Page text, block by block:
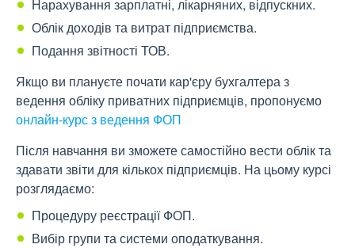
Нарахування зарплатні, лікарняних, відпускних.
Облік доходів та витрат підприємства.
Подання звітності ТОВ.
Якщо ви плануєте почати кар'єру бухгалтера з
ведення обліку приватних підприємців, пропонуємо
онлайн-курс з ведення ФОП
Після навчання ви зможете самостійно вести облік та
здавати звіти для кількох підприємців. На цьому курсі
розглядаємо:
Процедуру реєстрації ФОП.
Вибір групи та системи оподаткування.